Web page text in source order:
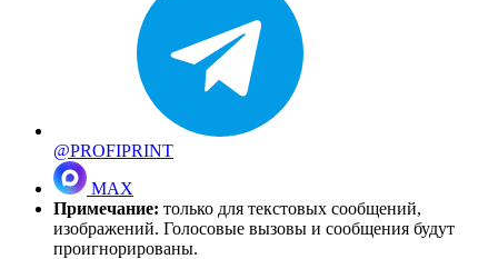
@PROFIPRINT
MAX
Примечание: только для текстовых сообщений,
изображений. Голосовые вызовы и сообщения будут
проигнорированы.